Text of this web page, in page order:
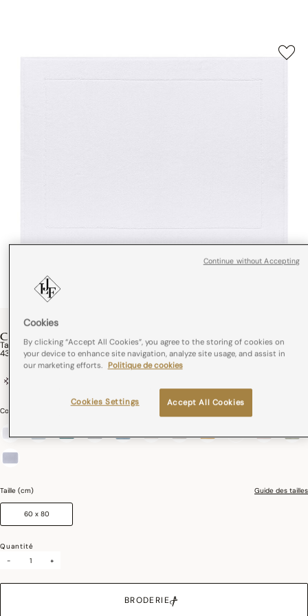
CARESSE
Tapis De Bain Caresse Coton
43,00€
Couleurs :
Taille (cm) Guide des tailles
60 x 80
Quantité
-
+
BRODERIE
Cookies
By clicking “Accept All Cookies”, you agree to the storing of cookies on
your device to enhance site navigation, analyze site usage, and assist in
our marketing efforts. Politique de cookies
Accept All Cookies
Cookies Settings
Continue without Accepting